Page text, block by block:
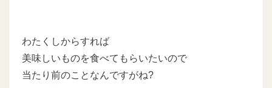
わたくしからすれば
美味しいものを食べてもらいたいので
当たり前のことなんですがね?